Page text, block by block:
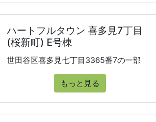
ハートフルタウン 喜多見7丁目
(桜新町) E号棟
世田谷区喜多見七丁目3365番7の一部
もっと見る